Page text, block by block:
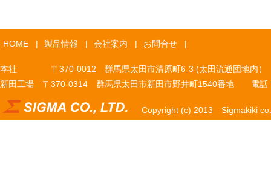
HOME | 製品情報 | 会社案内 | お問合せ |
本社 〒370-0012 群馬県太田市清原町6-3 (太田流通団地内）
新田工場 〒370-0314 群馬県太田市新田市野井町1540番地
Copyright (c) 2013 Sigmakiki